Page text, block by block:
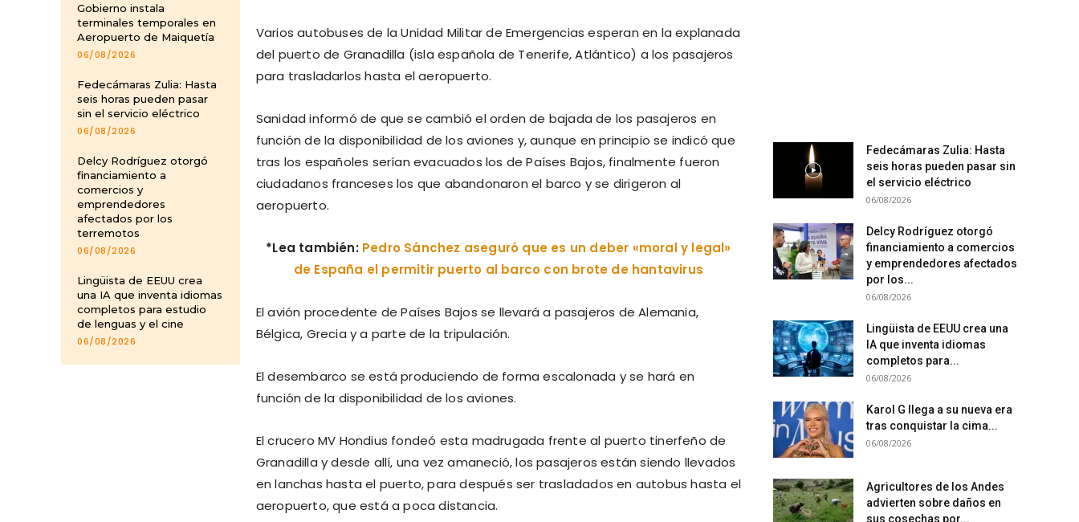
Gobierno instala
terminales temporales en
Aeropuerto de Maiquetía
06/08/2026
Fedecámaras Zulia: Hasta
seis horas pueden pasar
sin el servicio eléctrico
06/08/2026
Delcy Rodríguez otorgó
financiamiento a
comercios y
emprendedores
afectados por los
terremotos
06/08/2026
Lingüista de EEUU crea
una IA que inventa idiomas
completos para estudio
de lenguas y el cine
06/08/2026
Varios autobuses de la Unidad Militar de Emergencias esperan en la explanada
del puerto de Granadilla (isla española de Tenerife, Atlántico) a los pasajeros
para trasladarlos hasta el aeropuerto.
Sanidad informó de que se cambió el orden de bajada de los pasajeros en
función de la disponibilidad de los aviones y, aunque en principio se indicó que
tras los españoles serían evacuados los de Países Bajos, finalmente fueron
ciudadanos franceses los que abandonaron el barco y se dirigeron al
aeropuerto.
*Lea también: Pedro Sánchez aseguró que es un deber «moral y legal»
de España el permitir puerto al barco con brote de hantavirus
El avión procedente de Países Bajos se llevará a pasajeros de Alemania,
Bélgica, Grecia y a parte de la tripulación.
El desembarco se está produciendo de forma escalonada y se hará en
función de la disponibilidad de los aviones.
El crucero MV Hondius fondeó esta madrugada frente al puerto tinerfeño de
Granadilla y desde allí, una vez amaneció, los pasajeros están siendo llevados
en lanchas hasta el puerto, para después ser trasladados en autobus hasta el
aeropuerto, que está a poca distancia.
Fedecámaras Zulia: Hasta
seis horas pueden pasar sin
el servicio eléctrico
06/08/2026
Delcy Rodríguez otorgó
financiamiento a comercios
y emprendedores afectados
por los...
06/08/2026
Lingüista de EEUU crea una
IA que inventa idiomas
completos para...
06/08/2026
Karol G llega a su nueva era
tras conquistar la cima...
06/08/2026
Agricultores de los Andes
advierten sobre daños en
sus cosechas por...